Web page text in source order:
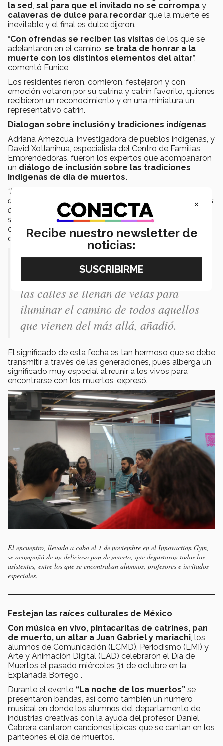
la sed, sal para que el invitado no se corrompa y
calaveras de dulce para recordar que la muerte es
inevitable y el final es dulce dijeron.
“Con ofrendas se reciben las visitas de los que se
adelantaron en el camino, se trata de honrar a la
muerte con los distintos elementos del altar”,
comentó Eunice
Los residentes rieron, comieron, festejaron y con
emoción votaron por su catrina y catrín favorito, quienes
recibieron un reconocimiento y en una miniatura un
representativo catrín.
Dialogan sobre inclusión y tradiciones indígenas
Adriana Amezcua, investigadora de pueblos indígenas, y
David Xotlanihua, especialista del Centro de Familias
Emprendedoras, fueron los expertos que acompañaron
un diálogo de inclusión sobre las tradiciones
indígenas de día de muertos.
“Esta tradición del día de muertos se deriva de los cultos
a los muertos de civilizaciones antiguas, y era con motivos
ceremoniales para venerar a la muerte, dándole un
significado de renacimiento”, compartió Xotlanihua,
originario de Tuxpanguillo, Veracruz, una comunidad
donde las tradiciones se respiran.
“Se ponen altares, y no pueden faltar
las flores de cempasúchil, y, además,
las calles se llenan de velas para
iluminar el camino de todos aquellos
que vienen del más allá, añadió.
El significado de esta fecha es tan hermoso que se debe
transmitir a través de las generaciones, pues alberga un
significado muy especial al reunir a los vivos para
encontrarse con los muertos, expresó.
El encuentro, llevado a cabo el 1 de noviembre en el Innovaction Gym,
se acompañó de un delicioso pan de muerto, que degustaron todos los
asistentes, entre los que se encontraban alumnos, profesores e invitados
especiales.
Festejan las raíces culturales de México
Con música en vivo, pintacaritas de catrines, pan
de muerto, un altar a Juan Gabriel y mariachi , los
alumnos de Comunicación (LCMD), Periodismo (LMI) y
Arte y Animación Digital (LAD) celebraron el Día de
Muertos el pasado miércoles 31 de octubre en la
Explanada Borrego .
Durante el evento “La noche de los muertos” se
presentaron bandas, así como también un número
musical en donde los alumnos del departamento de
industrias creativas con la ayuda del profesor Daniel
Cabrera cantaron canciones típicas que se cantan en los
panteones el día de muertos.
×
Recibe nuestro newsletter de
noticias: